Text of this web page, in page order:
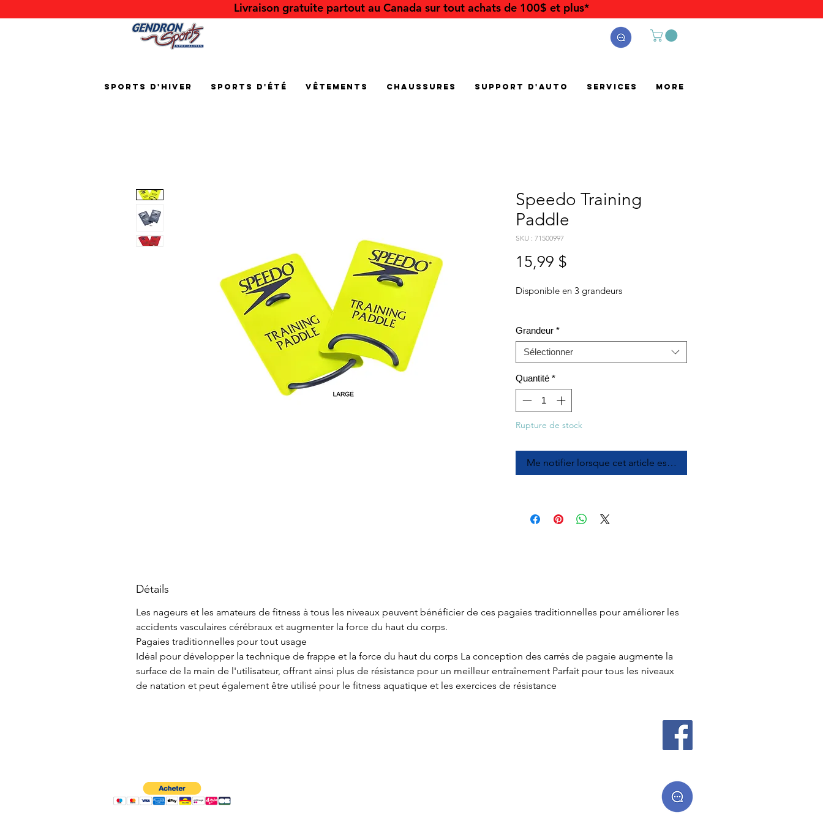
Livraison gratuite partout au Canada sur tout achats de 100$ et plus*
Sports d'hiver Sports d'été Vêtements Chaussures Support d'auto Services More
Speedo Training
Paddle
SKU : 71500997
15,99 $
Disponible en 3 grandeurs
Grandeur *
Sélectionner
Quantité *
Rupture de stock
Me notifier lorsque cet article est disponible
Détails
Les nageurs et les amateurs de fitness à tous les niveaux peuvent bénéficier de ces pagaies traditionnelles pour améliorer les
accidents vasculaires cérébraux et augmenter la force du haut du corps.
Pagaies traditionnelles pour tout usage
Idéal pour développer la technique de frappe et la force du haut du corps La conception des carrés de pagaie augmente la
surface de la main de l'utilisateur, offrant ainsi plus de résistance pour un meilleur entraînement Parfait pour tous les niveaux
de natation et peut également être utilisé pour le fitness aquatique et les exercices de résistance